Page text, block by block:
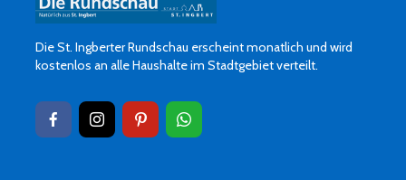
Die St. Ingberter Rundschau erscheint monatlich und wird
kostenlos an alle Haushalte im Stadtgebiet verteilt.